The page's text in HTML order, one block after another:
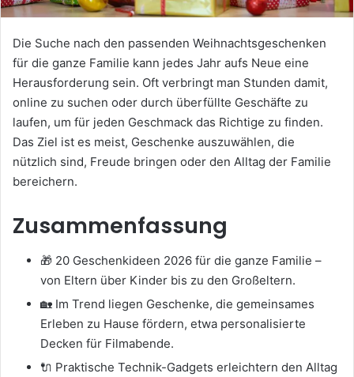
Die Suche nach den passenden Weihnachtsgeschenken
für die ganze Familie kann jedes Jahr aufs Neue eine
Herausforderung sein. Oft verbringt man Stunden damit,
online zu suchen oder durch überfüllte Geschäfte zu
laufen, um für jeden Geschmack das Richtige zu finden.
Das Ziel ist es meist, Geschenke auszuwählen, die
nützlich sind, Freude bringen oder den Alltag der Familie
bereichern.
Zusammenfassung
🎁 20 Geschenkideen 2026 für die ganze Familie –
von Eltern über Kinder bis zu den Großeltern.
🏡 Im Trend liegen Geschenke, die gemeinsames
Erleben zu Hause fördern, etwa personalisierte
Decken für Filmabende.
🔌 Praktische Technik-Gadgets erleichtern den Alltag